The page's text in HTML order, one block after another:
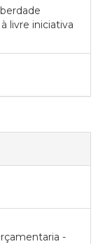
livre iniciativa
-